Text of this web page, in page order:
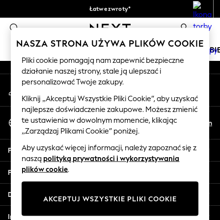
Łatwe zwroty*
0
HOLIDAY SHOP
Women's Holiday Shop
All Swimwear
All Beachwear
Bags & Accessories
Beach Dresses & Kaftans
Dresses
Flip Flops
Sliders
Jumpsuits & Playsuits
Sandals
Shorts
An error occurred on client
Nasze media społecznościowe
Moje konto
Zaloguj się na swoje konto
Wybierz Język
Polski
En
Pomoc
Prywatność i zasady prawne
Działy
Inne usługi
NASZA STRONA UŻYWA PLIKÓW COOKIE
Pliki cookie pomagają nam zapewnić bezpieczne
działanie naszej strony, stale ją ulepszać i
personalizować Twoje zakupy.
Kliknij „Akceptuj Wszystkie Pliki Cookie”, aby uzyskać
najlepsze doświadczenie zakupowe. Możesz zmienić
te ustawienia w dowolnym momencie, klikając
„Zarządzaj Plikami Cookie” poniżej.
Aby uzyskać więcej informacji, należy zapoznać się z
naszą polityką prywatności i wykorzystywania
plików cookie.
AKCEPTUJ WSZYSTKIE PLIKI COOKIE